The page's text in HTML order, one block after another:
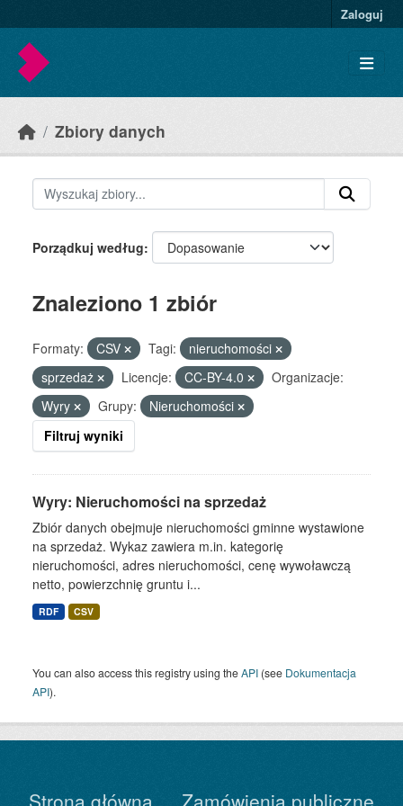
Zaloguj
Zbiory danych
Porządkuj według
Znaleziono 1 zbiór
Formaty: CSV Tagi:
nieruchomości
sprzedaż
Licencje: CC-BY-4.0
Organizacje:
Wyry
Grupy:
Nieruchomości
Filtruj wyniki
Wyry: Nieruchomości na sprzedaż
Zbiór danych obejmuje nieruchomości gminne wystawione
na sprzedaż. Wykaz zawiera m.in. kategorię
nieruchomości, adres nieruchomości, cenę wywoławczą
netto, powierzchnię gruntu i...
RDF CSV
You can also access this registry using theAPI (see Dokumentacja
API).
Strona główna Zamówienia publiczne